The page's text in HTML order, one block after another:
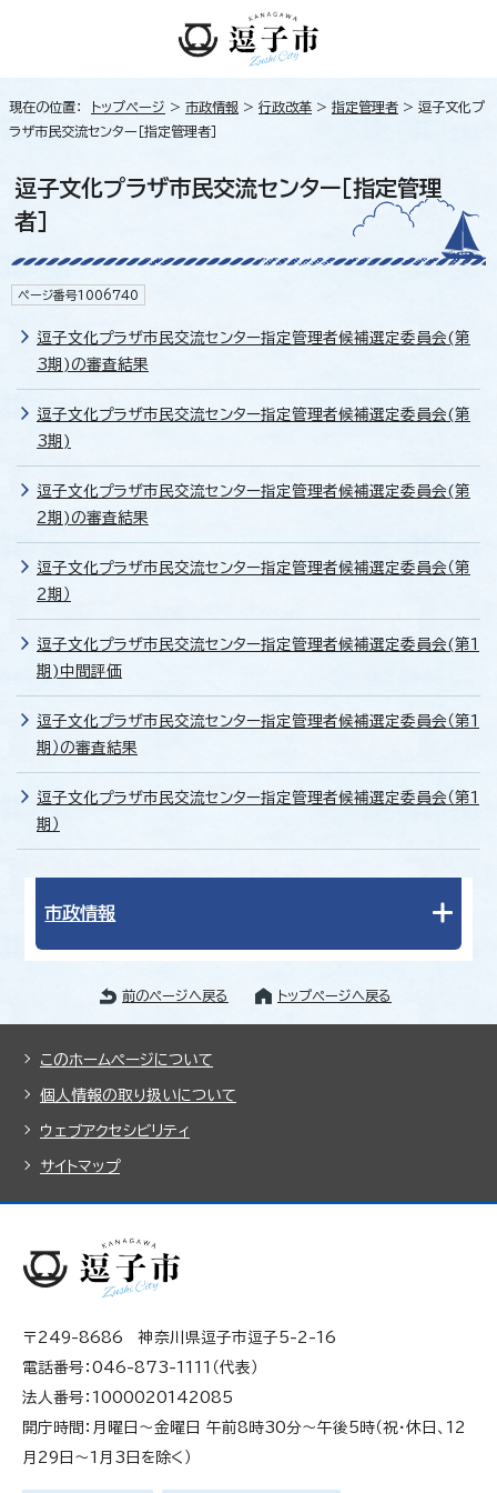
現在の位置： トップページ > 市政情報 > 行政改革 > 指定管理者 > 逗子文化プ
ラザ市民交流センター［指定管理者］
逗子文化プラザ市民交流センター［指定管理
者］
ページ番号1006740
逗子文化プラザ市民交流センター指定管理者候補選定委員会(第
3期)の審査結果
逗子文化プラザ市民交流センター指定管理者候補選定委員会(第
3期)
逗子文化プラザ市民交流センター指定管理者候補選定委員会(第
2期)の審査結果
逗子文化プラザ市民交流センター指定管理者候補選定委員会（第
2期）
逗子文化プラザ市民交流センター指定管理者候補選定委員会(第1
期)中間評価
逗子文化プラザ市民交流センター指定管理者候補選定委員会（第1
期）の審査結果
逗子文化プラザ市民交流センター指定管理者候補選定委員会（第1
期）
市政情報
前のページへ戻る トップページへ戻る
このホームページについて
個人情報の取り扱いについて
ウェブアクセシビリティ
サイトマップ
〒249-8686 神奈川県逗子市逗子5-2-16
電話番号：046-873-1111（代表）
法人番号：1000020142085
開庁時間：月曜日～金曜日 午前8時30分～午後5時（祝・休日、12
月29日～1月3日を除く）